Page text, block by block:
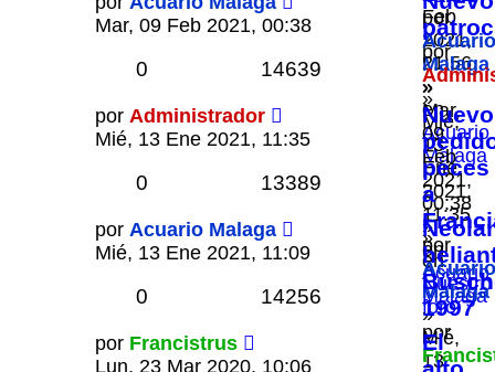
Feb
2021,
21:56
»
en
Acuario
Málaga
por
Acuario
Malaga
»
Mar,
09
Feb
2021,
00:38
»
en
Acuario
Málaga
Mar, 09 Feb 2021, 00:38
por
»
Mié,
13
Ene
2021,
11:35
»
en
Nuestro
foro
0 14639
por Administrador
Mié, 13 Ene 2021, 11:35
Nuevo
peces
a
por
Acuario
Malaga
»
Mié,
13
0 13389
por Acuario Malaga
Mié, 13 Ene 2021, 11:09
1997
por
0 14256
por Francistrus
Lun, 23 Mar 2020, 10:06
El